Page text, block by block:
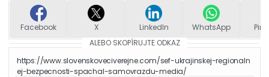
Facebook X LinkedIn WhatsApp
ALEBO SKOPÍRUJTE ODKAZ
https://www.slovenskoveciverejne.com/sef-ukrajinskej-regionaln
ej-bezpecnosti-spachal-samovrazdu-media/